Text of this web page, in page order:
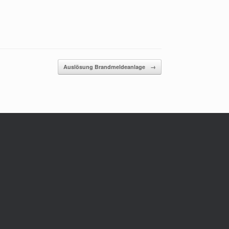
Auslösung Brandmeldeanlage →